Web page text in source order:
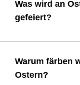
Was wird an
gefeiert?
Warum färben
Ostern?